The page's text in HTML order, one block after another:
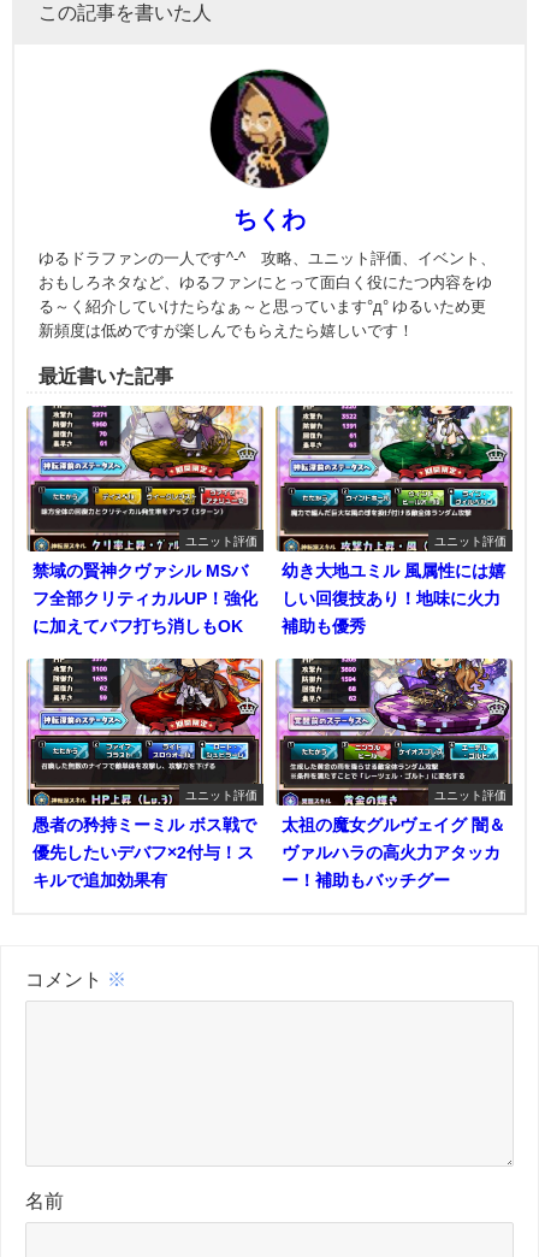
この記事を書いた人
ちくわ
ゆるドラファンの一人です^-^ 攻略、ユニット評価、イベント、
おもしろネタなど、ゆるファンにとって面白く役にたつ内容をゆ
る～く紹介していけたらなぁ～と思っています°д° ゆるいため更
新頻度は低めですが楽しんでもらえたら嬉しいです！
最近書いた記事
ユニット評価
禁域の賢神クヴァシル MSバ
フ全部クリティカルUP！強化
に加えてバフ打ち消しもOK
ユニット評価
幼き大地ユミル 風属性には嬉
しい回復技あり！地味に火力
補助も優秀
ユニット評価
愚者の矜持ミーミル ボス戦で
優先したいデバフ×2付与！ス
キルで追加効果有
ユニット評価
太祖の魔女グルヴェイグ 闇＆
ヴァルハラの高火力アタッカ
ー！補助もバッチグー
コメント ※
名前